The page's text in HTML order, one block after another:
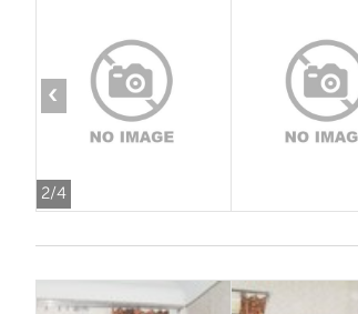
2/4
‹